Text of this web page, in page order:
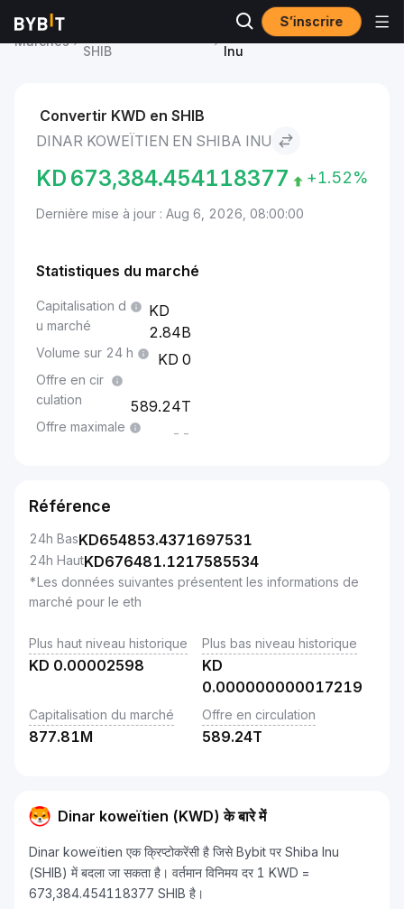
S’inscrire
Marchés
SHIB
Dinar koweïtien to Shiba
Inu
Convertir KWD en SHIB
DINAR KOWEÏTIEN EN SHIBA INU
KD 673,384.454118377 +1.52%
Dernière mise à jour : Aug 6, 2026, 08:00:00
Statistiques du marché
Capitalisation d
u marché
2.84B
Volume sur 24 h 0
Offre en cir
culation
589.24T
Offre maximale --
Référence
24h BasKD654853.4371697531
24h HautKD676481.1217585534
*Les données suivantes présentent les informations de
marché pour le eth
Plus haut niveau historique
KD 0.00002598
Plus bas niveau historique
KD
0.000000000017219
Capitalisation du marché
877.81M
Offre en circulation
589.24T
Dinar koweïtien (KWD) के बारे में
Dinar koweïtien एक क्रिप्टोकरेंसी है जिसे Bybit पर Shiba Inu
(SHIB) में बदला जा सकता है। वर्तमान विनिमय दर 1 KWD =
673,384.454118377 SHIB है।